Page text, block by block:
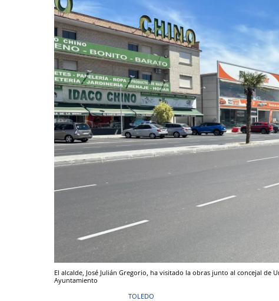
El alcalde, José Julián Gregorio, ha visitado la obras junto al concejal
Ayuntamiento
TOLEDO